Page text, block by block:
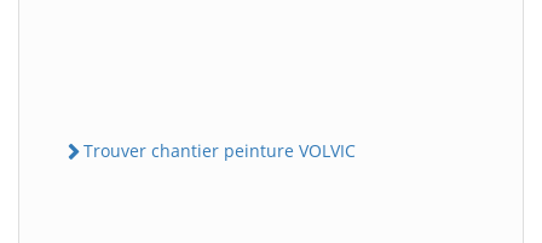
Trouver chantier peinture VOLVIC